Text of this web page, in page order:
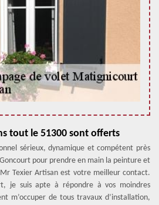
tout le 51300 sont offerts
sérieux, dynamique et compétent près
pour prendre en main la peinture et
Texier Artisan est votre meilleur contact.
je suis apte à répondre à vos moindres
m’occuper de tous travaux d’installation,